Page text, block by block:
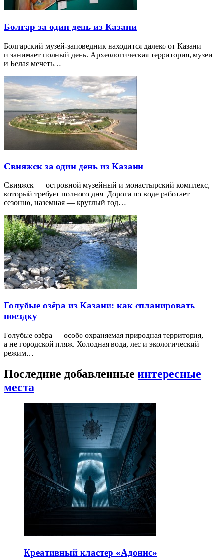
Болгар за один день из Казани
Болгарский музей-заповедник находится далеко от Казани
и занимает полный день. Археологическая территория, музеи
и Белая мечеть…
Свияжск за один день из Казани
Свияжск — островной музейный и монастырский комплекс,
который требует полного дня. Дорога по воде работает
сезонно, наземная — круглый год…
Голубые озёра из Казани: как спланировать
поездку
Голубые озёра — особо охраняемая природная территория,
а не городской пляж. Холодная вода, лес и экологический
режим…
Последние добавленные интересные
места
Креативный кластер «Адонис»